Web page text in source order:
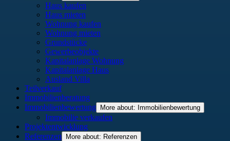
Haus kaufen
Haus mieten
Wohnung kaufen
Wohnung mieten
Grundstücke
Gewerbeobjekte
Kapitalanlage Wohnung
Kapitalanlage Haus
Ausland Villa
Teilverkauf
Immobilienberatung
Immobilienbewertung
More about: Immobilienbewertung
Immobilie verkaufen
Projektentwicklung
Referenzen
More about: Referenzen